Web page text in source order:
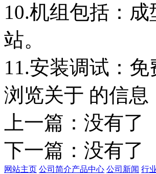
10.机组包括：
站。
11.安装调试：
浏览关于 的信息
上一篇：没有了
下一篇：没有了
网站主页 公司简介产品中心 公司新闻 行